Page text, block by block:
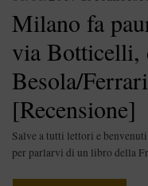
Milano fa
via Botticelli,
Besola/
[Recensione]
Salve a tutti lettori e
per parlarvi di un libro della